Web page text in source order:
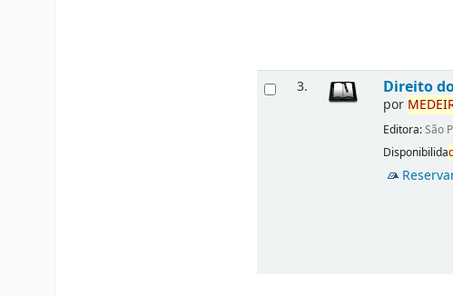
3. Direito
por MEDE
Editora:São
Disponibilida